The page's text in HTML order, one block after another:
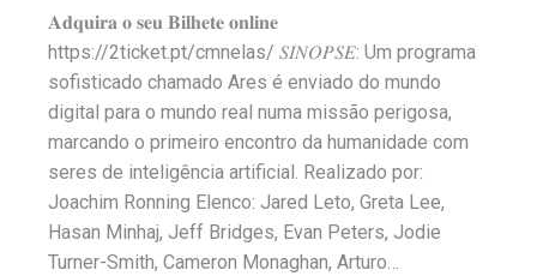
𝐀𝐝𝐪𝐮𝐢𝐫𝐚 𝐨 𝐬𝐞𝐮 𝐁𝐢𝐥𝐡𝐞𝐭𝐞 𝐨𝐧𝐥𝐢𝐧𝐞
https://2ticket.pt/cmnelas/ 𝑆𝐼𝑁𝑂𝑃𝑆𝐸: Um programa
sofisticado chamado Ares é enviado do mundo
digital para o mundo real numa missão perigosa,
marcando o primeiro encontro da humanidade com
seres de inteligência artificial. Realizado por:
Joachim Ronning Elenco: Jared Leto, Greta Lee,
Hasan Minhaj, Jeff Bridges, Evan Peters, Jodie
Turner-Smith, Cameron Monaghan, Arturo…